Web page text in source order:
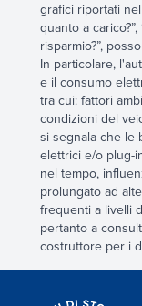
grafici riportati
quanto a
risparmio?”,
In particolare,
e il consumo
tra cui: fattori
condizioni del
si segnala che le
elettrici e/o plug-
nel tempo,
prolungato ad
frequenti a livelli
pertanto a
costruttore per i